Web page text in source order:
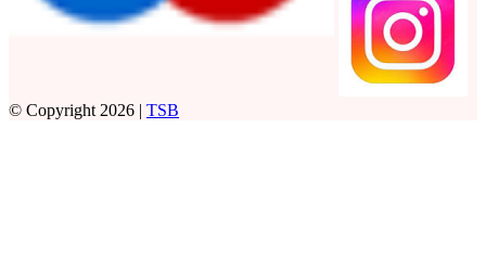
© Copyright 2026 | TSB